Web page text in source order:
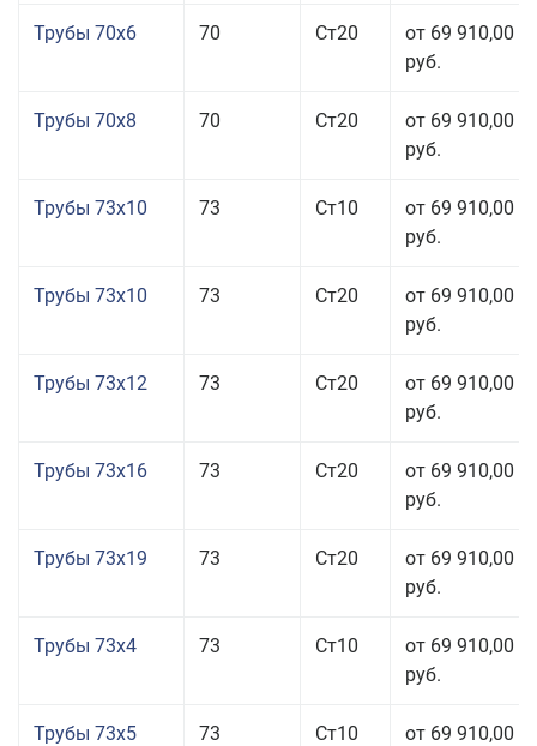
Трубы 70x6 70 Ст20
от 69 910,00
руб.
Трубы 70x8 70 Ст20
от 69 910,00
руб.
Трубы 73x10 73 Ст10
от 69 910,00
руб.
Трубы 73x10 73 Ст20
от 69 910,00
руб.
Трубы 73x12 73 Ст20
от 69 910,00
руб.
Трубы 73x16 73 Ст20
от 69 910,00
руб.
Трубы 73x19 73 Ст20
от 69 910,00
руб.
Трубы 73x4 73 Ст10
от 69 910,00
руб.
Трубы 73x5 73 Ст10
от 69 910,00